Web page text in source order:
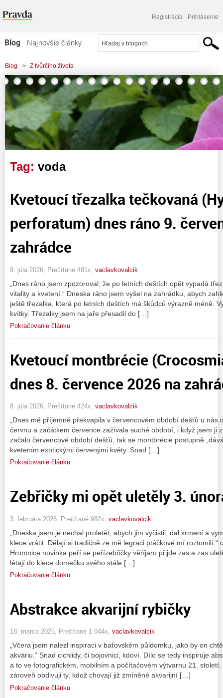
Registrácia Prihlásenie
Blog
Najnovšie články
Najčítanejšie články
Najkomentovanejšie články
Zoznam blogov
Komerčné blogy
Blog > Z tvůrčího života
Tag: voda
Kvetoucí třezalka tečkovaná
perforatum) dnes ráno 9.
zahrádce
9. júla 2026, Prečítané 491x, vaclavkovalcik
„Dnes ráno jsem zpozoroval, že po letních deštích opět vypadá
vitality a kvetení.“ Dneska ráno jsem vyšel na zahrádku, abych
ještě třezalka, která po letních deštích má škůdců výrazně méně.
kvítky. Třezalky jsem na jaře přesadil do […]
Pokračovanie článku
Kvetoucí montbrécie
dnes 8. července 2026 na
8. júla 2026, Prečítané 424x, vaclavkovalcik
„Dnes mě příjemně překvapila v červencovém období dešťů u nás
červnu a začátkem července zažívala suché období, i když jsem ji
začalo červencové období dešťů, tak se montbrécie postupně
kvetením exotickými červenými květy. Snad […]
Pokračovanie článku
Zebřičky mi opět uletěly 3.
3. februára 2026, Prečítané 982x, vaclavkovalcik
„Dneska jsem je nechal proletět, abych jim vyčistil, dal krmení a
klece vrátit. Dělají si tradičně ze mě legraci ptáčkové mí roztomilí.“
Hromnice novinka peří se peřízebřičky věříjaro přijde zas a zas
létají do klece domečku svého stále […]
Pokračovanie článku
Abstrakce akvarijní rybičky
18. marca 2025, Prečítané 1 044x, vaclavkovalcik
„Včera jsem nalezl inspiraci v baťovském půldomku, jako by on
akváriu.“ Snad cichlidy, či bojovnici, kdoví. Dílo se tedy inspiruje
a to ve fotografickém, mobilním a počítačovém výtvarnu 21.
zároveň obdivuji ty, kdož chovají již zmíněné akvarijní […]
Pokračovanie článku